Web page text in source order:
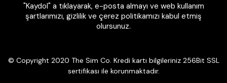
"Kaydol" a tıklayarak, e-posta almayı ve web kullanım
şartlarımızı, gizlilik ve çerez politikamızı kabul etmiş
olursunuz.
© Copyright 2020 The Sim Co. Kredi kartı bilgileriniz 256Bit SSL
sertifikası ile korunmaktadır.